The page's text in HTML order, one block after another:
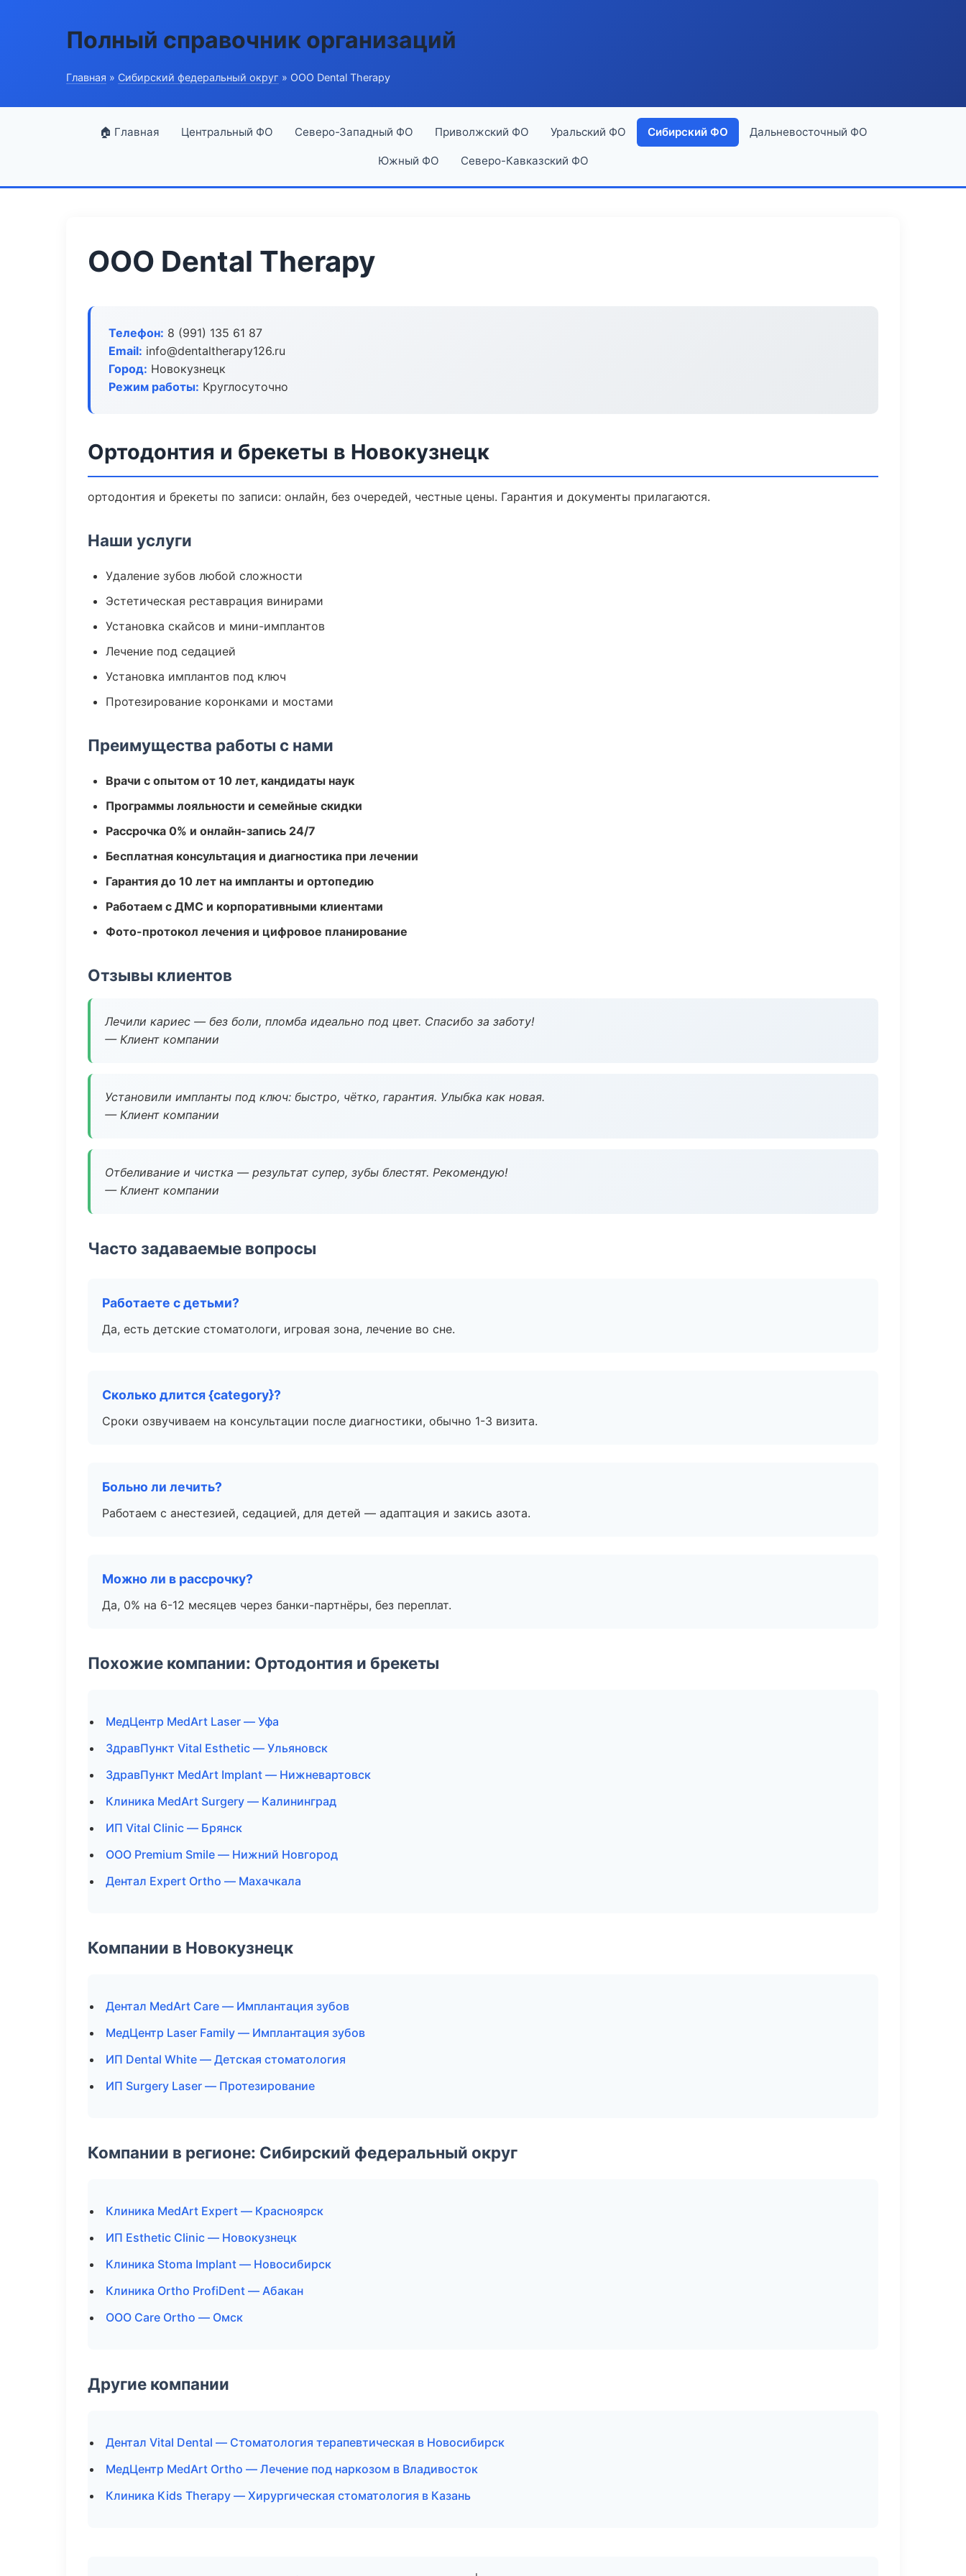
Полный справочник организаций
Главная » Сибирский федеральный округ » ООО Dental Therapy
🏠 Главная Центральный ФО Северо-Западный ФО Приволжский ФО Уральский ФО Сибирский ФО Дальневосточный ФО
Южный ФО Северо-Кавказский ФО
ООО Dental Therapy
Телефон: 8 (991) 135 61 87
Email: info@dentaltherapy126.ru
Город: Новокузнецк
Режим работы: Круглосуточно
Ортодонтия и брекеты в Новокузнецк
ортодонтия и брекеты по записи: онлайн, без очередей, честные цены. Гарантия и документы прилагаются.
Наши услуги
Удаление зубов любой сложности
Эстетическая реставрация винирами
Установка скайсов и мини-имплантов
Лечение под седацией
Установка имплантов под ключ
Протезирование коронками и мостами
Преимущества работы с нами
Врачи с опытом от 10 лет, кандидаты наук
Программы лояльности и семейные скидки
Рассрочка 0% и онлайн-запись 24/7
Бесплатная консультация и диагностика при лечении
Гарантия до 10 лет на импланты и ортопедию
Работаем с ДМС и корпоративными клиентами
Фото-протокол лечения и цифровое планирование
Отзывы клиентов
Лечили кариес — без боли, пломба идеально под цвет. Спасибо за заботу!
— Клиент компании
Установили импланты под ключ: быстро, чётко, гарантия. Улыбка как новая.
— Клиент компании
Отбеливание и чистка — результат супер, зубы блестят. Рекомендую!
— Клиент компании
Часто задаваемые вопросы
Работаете с детьми?
Да, есть детские стоматологи, игровая зона, лечение во сне.
Сколько длится {category}?
Сроки озвучиваем на консультации после диагностики, обычно 1-3 визита.
Больно ли лечить?
Работаем с анестезией, седацией, для детей — адаптация и закись азота.
Можно ли в рассрочку?
Да, 0% на 6-12 месяцев через банки-партнёры, без переплат.
Похожие компании: Ортодонтия и брекеты
МедЦентр MedArt Laser — Уфа
ЗдравПункт Vital Esthetic — Ульяновск
ЗдравПункт MedArt Implant — Нижневартовск
Клиника MedArt Surgery — Калининград
ИП Vital Clinic — Брянск
ООО Premium Smile — Нижний Новгород
Дентал Expert Ortho — Махачкала
Компании в Новокузнецк
Дентал MedArt Care — Имплантация зубов
МедЦентр Laser Family — Имплантация зубов
ИП Dental White — Детская стоматология
ИП Surgery Laser — Протезирование
Компании в регионе: Сибирский федеральный округ
Клиника MedArt Expert — Красноярск
ИП Esthetic Clinic — Новокузнецк
Клиника Stoma Implant — Новосибирск
Клиника Ortho ProfiDent — Абакан
ООО Care Ortho — Омск
Другие компании
Дентал Vital Dental — Стоматология терапевтическая в Новосибирск
МедЦентр MedArt Ortho — Лечение под наркозом в Владивосток
Клиника Kids Therapy — Хирургическая стоматология в Казань